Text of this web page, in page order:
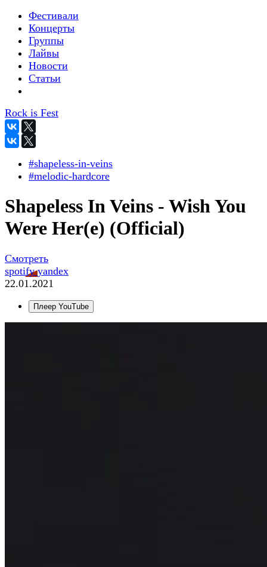
Фестивали
Концерты
Группы
Лайвы
Новости
Статьи
Rock is Fest
#shapeless-in-veins
#melodic-hardcore
Shapeless In Veins - Wish You
Were Her(e) (Official)
Смотреть
spotifyyandex
22.01.2021
Плеер YouTube